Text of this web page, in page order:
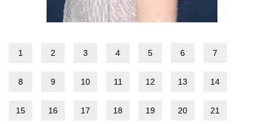
1 2 3 4 5 6 7
8 9 10 11 12 13 14
15 16 17 18 19 20 21